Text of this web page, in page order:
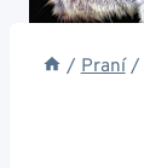
/ Praní /